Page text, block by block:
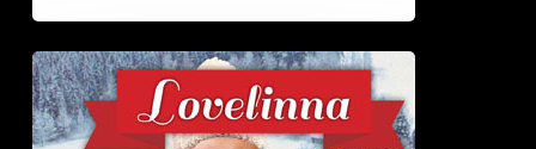
Ystävänpäivän
aattona
Vanajanlinnan